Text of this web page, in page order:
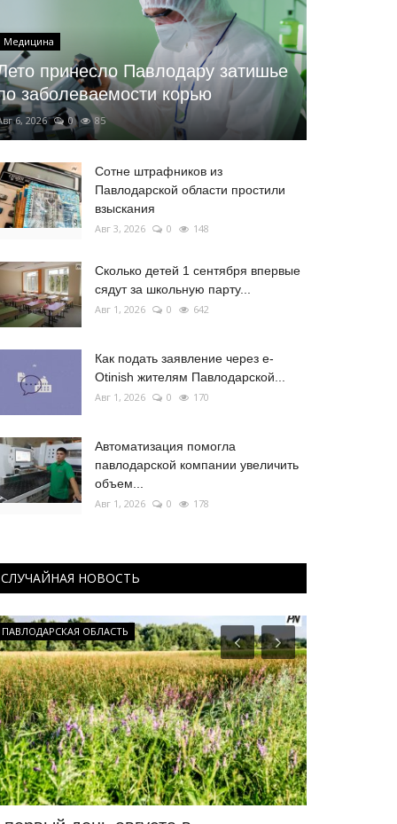
Медицина
принесло Павлодару затишье
заболеваемости корью
6, 2026 0 85
Сотне штрафников из
Павлодарской области простили
взыскания
Авг 3, 2026 0 148
Сколько детей 1 сентября впервые
сядут за школьную парту...
Авг 1, 2026 0 642
Как подать заявление через e-
Otinish жителям Павлодарской...
Авг 1, 2026 0 170
Автоматизация помогла
павлодарской компании увеличить
объем...
Авг 1, 2026 0 178
СЛУЧАЙНАЯ НОВОСТЬ
ПАВЛОДАРСКАЯ ОБЛАСТЬ